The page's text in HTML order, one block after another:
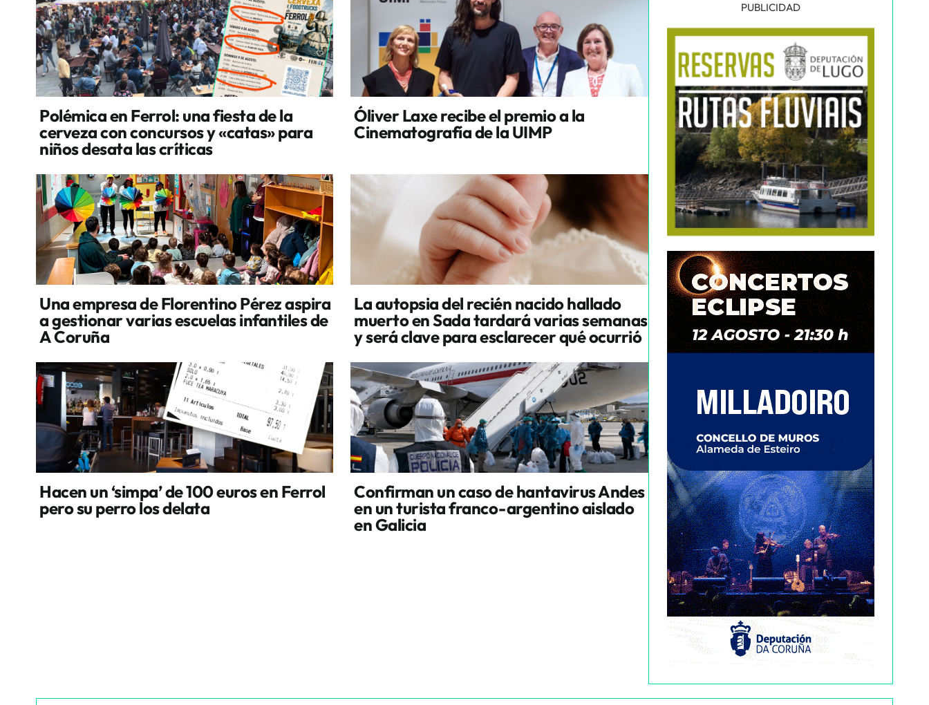
Polémica en Ferrol: una fiesta de la
cerveza con concursos y «catas» para
niños desata las críticas
Óliver Laxe recibe el premio a la
Cinematografía de la UIMP
Una empresa de Florentino Pérez aspira
a gestionar varias escuelas infantiles de
A Coruña
La autopsia del recién nacido hallado
muerto en Sada tardará varias semanas
y será clave para esclarecer qué ocurrió
Hacen un ‘simpa’ de 100 euros en Ferrol
pero su perro los delata
Confirman un caso de hantavirus Andes
en un turista franco-argentino aislado
en Galicia
PUBLICIDAD